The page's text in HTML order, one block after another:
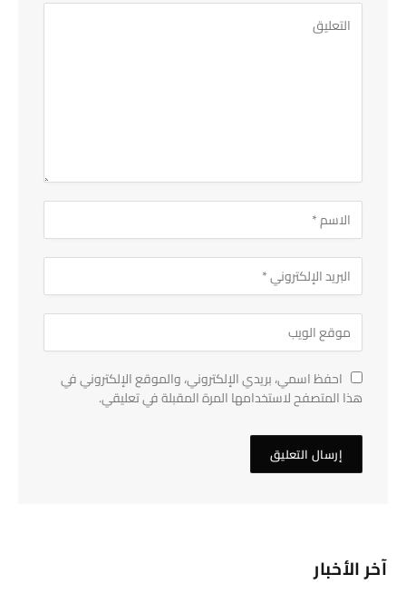
احفظ اسمي، بريدي الإلكتروني، والموقع الإلكتروني في
هذا المتصفح لاستخدامها المرة المقبلة في تعليقي.
آخر الأخبار